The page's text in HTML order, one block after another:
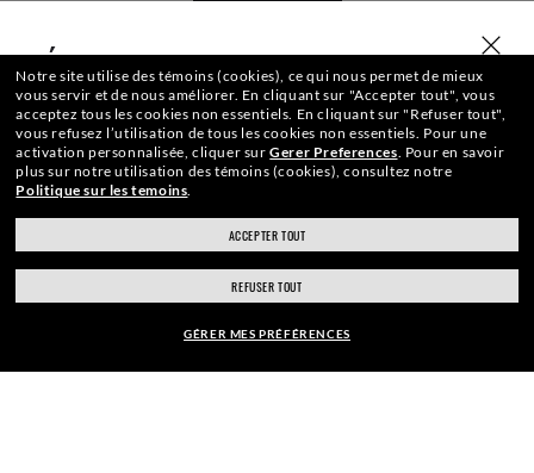
SÉLECTIONNER OU SAISIR VOTRE MAGASIN
ray-ban.com/canada/fr
Choisir un autre magasin
WebID # 362 886 111
POLITIQUE DE CONFIDENTIALITÉ SUR INTERNET
Notre site utilise des témoins (cookies), ce qui nous permet de mieux
vous servir et de nous améliorer. En cliquant sur "Accepter tout", vous
acceptez tous les cookies non essentiels. En cliquant sur "Refuser tout",
vous refusez l’utilisation de tous les cookies non essentiels. Pour une
activation personnalisée, cliquer surGerer Preferences. Pour en savoir
plus sur notre utilisation des témoins (cookies), consultez notre
Politique sur les temoins.
ACCEPTER TOUT
REFUSER TOUT
GÉRER MES PRÉFÉRENCES